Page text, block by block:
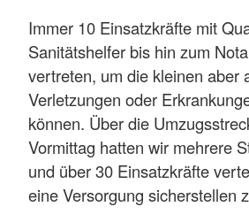
Immer 10 Einsatzkräfte mit
Sanitätshelfer bis hin zum
vertreten, um die kleinen aber
Verletzungen oder
können. Über die
Vormittag hatten wir mehrere
und über 30 Einsatzkräfte
eine Versorgung sicherstellen